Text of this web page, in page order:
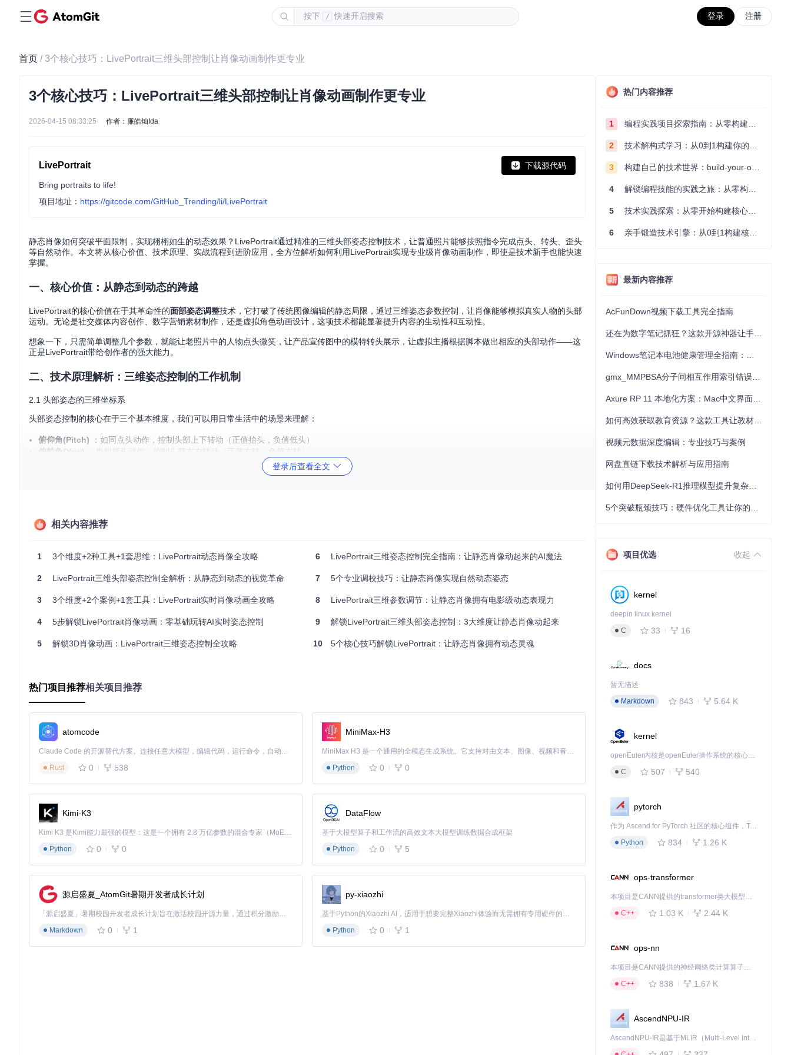
按下 / 快速开启搜索 登录 注册
首页 / 3个核心技巧：LivePortrait三维头部控制让肖像动画制作更专业
3个核心技巧：LivePortrait三维头部控制让肖像动画制作更专业
2026-04-15 08:33:25 作者：廉皓灿Ida
LivePortrait 下载源代码
Bring portraits to life!
项目地址： https://gitcode.com/GitHub_Trending/li/LivePortrait
静态肖像如何突破平面限制，实现栩栩如生的动态效果？LivePortrait通过精准的三维头部姿态控制技术，让普通照片能够按照指令完成点头、转头、歪头
等自然动作。本文将从核心价值、技术原理、实战流程到进阶应用，全方位解析如何利用LivePortrait实现专业级肖像动画制作，即使是技术新手也能快速
掌握。
一、核心价值：从静态到动态的跨越
LivePortrait的核心价值在于其革命性的面部姿态调整技术，它打破了传统图像编辑的静态局限，通过三维姿态参数控制，让肖像能够模拟真实人物的头部
运动。无论是社交媒体内容创作、数字营销素材制作，还是虚拟角色动画设计，这项技术都能显著提升内容的生动性和互动性。
想象一下，只需简单调整几个参数，就能让老照片中的人物点头微笑，让产品宣传图中的模特转头展示，让虚拟主播根据脚本做出相应的头部动作——这
正是LivePortrait带给创作者的强大能力。
二、技术原理解析：三维姿态控制的工作机制
2.1 头部姿态的三维坐标系
头部姿态控制的核心在于三个基本维度，我们可以用日常生活中的场景来理解：
俯仰角(Pitch) ：如同点头动作，控制头部上下转动（正值抬头，负值低头）
偏航角(Yaw)
：类似摇头动作，控制头部左右转动（正值右转，负值左转）
：好比歪头动作，控制头部侧倾（正值右歪，负值左歪）
2.2 姿态控制的技术流程
三维姿态计算：根据输入的姿态参数，计算头部在三维空间中的旋转矩阵
图1：LivePortrait姿态编辑界面，展示了输入图像、姿态调整结果和最终合成效果的对比
三、实战流程：从安装到生成的完整指南
🔍 步骤1：克隆项目代码
cd
步骤2：创建并激活虚拟环境
conda create -n LivePortrait python=3.10
🔍步骤3：安装依赖包
3.2 执行阶段：姿态参数调整与动画生成
🔍步骤1：启动Gradio界面
登录后查看全文
相关内容推荐
1 3个维度+2种工具+1套思维：LivePortrait动态肖像全攻略
2 LivePortrait三维头部姿态控制全解析：从静态到动态的视觉革命
3 3个维度+2个案例+1套工具：LivePortrait实时肖像动画全攻略
4 5步解锁LivePortrait肖像动画：零基础玩转AI实时姿态控制
5 解锁3D肖像动画：LivePortrait三维姿态控制全攻略
6 LivePortrait三维姿态控制完全指南：让静态肖像动起来的AI魔法
7 5个专业调校技巧：让静态肖像实现自然动态姿态
8 LivePortrait三维参数调节：让静态肖像拥有电影级动态表现力
9 解锁LivePortrait三维头部姿态控制：3大维度让静态肖像动起来
10 5个核心技巧解锁LivePortrait：让静态肖像拥有动态灵魂
热门项目推荐相关项目推荐
atomcode
Claude Code 的开源替代方案。连接任意大模型，编辑代码，运行命令，自动验证 — 全自动执行。用 Rust 构建，极致性能。 ｜ An open-source alternative to Claude Code. Connect any LLM, edit code, run commands, and verify changes — autonomously. Built in Rust for speed. Get Started
Rust
0 538
MiniMax-H3
MiniMax H3 是一个通用的全模态生成系统。它支持对由文本、图像、视频和音频组成的多模态上下文进行统一理解，并能生成分辨率高达 2K、时长可达 15 秒的带原生立体声音频的视频。得益于面向任务泛化的系统设计，H3 在预训练阶段就已具备广泛的多模态上下文理解与生成能力，能够出色地执行复杂的多模态指令。
Python
0 0
Kimi-K3
Kimi K3 是Kimi能力最强的模型：这是一个拥有 2.8 万亿参数的混合专家（MoE）模型，具备原生视觉理解能力，并支持 100 万 token 的上下文窗口。
Python
0 0
DataFlow
基于大模型算子和工作流的高效文本大模型训练数据合成框架
Python
0 5
源启盛夏_AtomGit暑期开发者成长计划
「源启盛夏」暑期校园开发者成长计划旨在激活校园开源力量，通过积分激励、认证扶持、资源倾斜等形式，引导高校组织和开发者完成「入驻 — 建项目 — 做贡献 — 获认证 — 得资源」的完整闭环。无论你是想带领社团入驻平台的组织者，还是希望用代码贡献证明自己的开发者，都能在这里找到属于你的成长路径。
Markdown
0 1
py-xiaozhi
基于Python的Xiaozhi AI，适用于想要完整Xiaozhi体验而无需拥有专用硬件的用户。
Python
0 1
热门内容推荐
1 编程实践项目探索指南：从零构建技术能力体系
2 技术解构式学习：从0到1构建你的编程知识体系
3 构建自己的技术世界：build-your-own-x项目的实践探索指南
4 解锁编程技能的实践之旅：从零构建你的技术世界
5 技术实践探索：从零开始构建核心系统的实践指南
6 亲手锻造技术引擎：从0到1构建核心系统的实践指南
最新内容推荐
AcFunDown视频下载工具完全指南
视频元数据深度编辑：专业技巧与案例
网盘直链下载技术解析与应用指南
项目优选 收起
kernel
deepin linux kernel
C
33 16
docs
暂无描述
Markdown
843 5.64 K
kernel
openEuler内核是openEuler操作系统的核心，既是系统性能与稳定性的基石，也是连接处理器、设备与服务的桥梁。
C
507 540
pytorch
作为 Ascend for PyTorch 社区的核心组件，TorchNPU 是昇腾专为 PyTorch 打造的深度学习适配插件，使 PyTorch 框架能够直接调用昇腾 NPU，为开发者提供昇腾 AI 处理器的超强算力。
Python
834 1.26 K
ops-transformer
本项目是CANN提供的transformer类大模型算子库，实现网络在NPU上加速计算。
C++
1.03 K 2.44 K
ops-nn
本项目是CANN提供的神经网络类计算算子库，实现网络在NPU上加速计算。
C++
838 1.67 K
AscendNPU-IR
AscendNPU-IR是基于MLIR（Multi-Level Intermediate Representation）构建的，面向昇腾亲和算子编译时使用的中间表示，提供昇腾完备表达能力，通过编译优化提升昇腾AI处理器计算效率，支持通过生态框架使能昇腾AI处理器与深度调优